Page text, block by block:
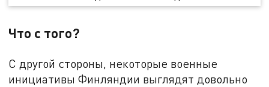
Что с того?
С другой стороны, некоторые военные
инициативы Финляндии выглядят довольно